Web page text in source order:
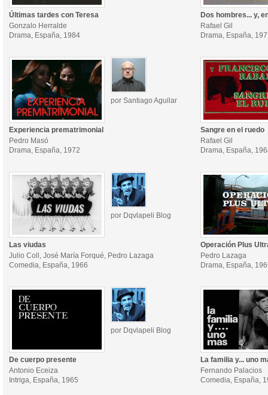
Últimas tardes con Teresa
Gonzalo Herralde
Drama, España, 1984
Dos hombres... y,
Rafael Gil
Drama, España,
por Santiago Aguilar
Experiencia prematrimonial
Pedro Masó
Drama, España, 1972
Sangre en el ruedo
Rafael Gil
Drama, España,
por Dqvlapeli Blog
Las viudas
Julio Coll, José María Forqué, Pedro Lazaga
Comedia, España, 1966
Operación Plus
Pedro Lazaga
Drama, España,
por Dqvlapeli Blog
De cuerpo presente
Antonio Eceiza
Intriga, España, 1965
La familia y... uno
Fernando Palacios
Comedia, España,